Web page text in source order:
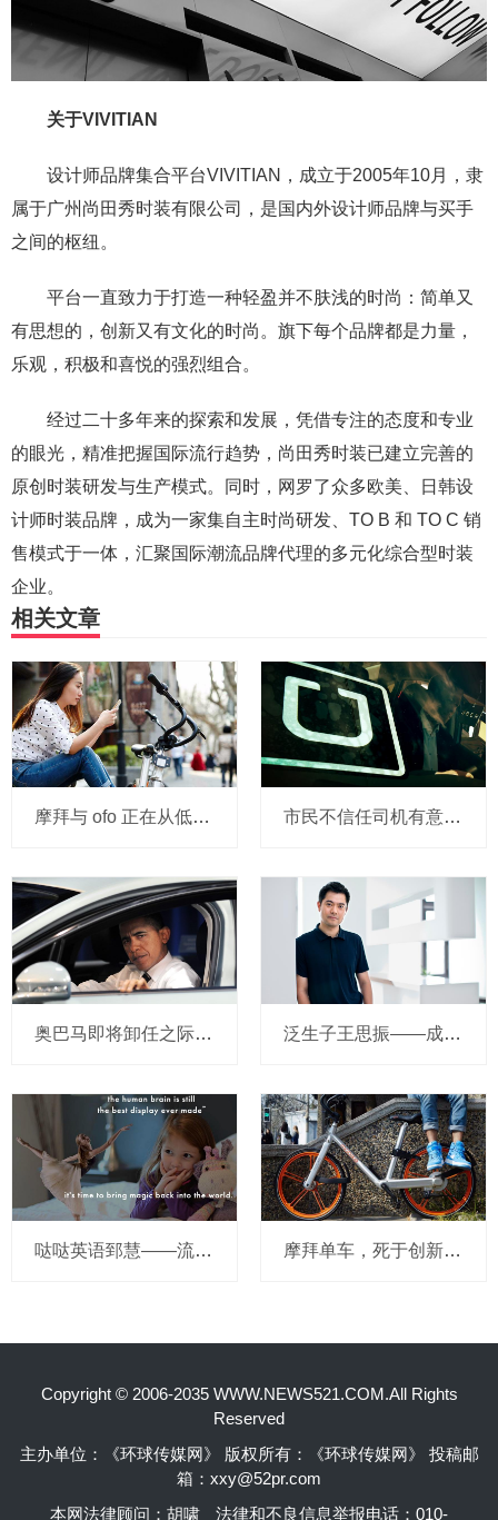
关于VIVITIAN
设计师品牌集合平台VIVITIAN，成立于2005年10月，隶
属于广州尚田秀时装有限公司，是国内外设计师品牌与买手
之间的枢纽。
平台一直致力于打造一种轻盈并不肤浅的时尚：简单又
有思想的，创新又有文化的时尚。旗下每个品牌都是力量，
乐观，积极和喜悦的强烈组合。
经过二十多年来的探索和发展，凭借专注的态度和专业
的眼光，精准把握国际流行趋势，尚田秀时装已建立完善的
原创时装研发与生产模式。同时，网罗了众多欧美、日韩设
计师时装品牌，成为一家集自主时尚研发、TO B 和 TO C 销
售模式于一体，汇聚国际潮流品牌代理的多元化综合型时装
企业。
相关文章
摩拜与 ofo 正在从低端出发颠覆滴滴？三家的机会与风险 市民不信任司机有意见，Uber的匹兹堡自动驾驶路试难度不小，路况也来捣乱
奥巴马即将卸任之际，要让无人驾驶汽车合法化？ 泛生子王思振——成立两年，融资数亿，基因检测如何帮助人类战胜癌症？
哒哒英语郅慧——流量这杯毒酒，你还喝吗？ 摩拜单车，死于创新的一百万种方式
Copyright © 2006-2035 WWW.NEWS521.COM.All Rights
Reserved
主办单位：《环球传媒网》 版权所有：《环球传媒网》 投稿邮
箱：xxy@52pr.com
本网法律顾问：胡啸
法律和不良信息举报电话：010-